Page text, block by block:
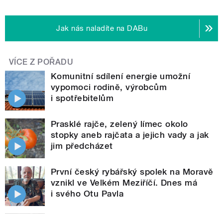
Jak nás naladíte na DABu
VÍCE Z POŘADU
Komunitní sdílení energie umožní
vypomoci rodině, výrobcům
i spotřebitelům
Prasklé rajče, zelený límec okolo
stopky aneb rajčata a jejich vady a jak
jim předcházet
První český rybářský spolek na Moravě
vznikl ve Velkém Meziříčí. Dnes má
i svého Otu Pavla